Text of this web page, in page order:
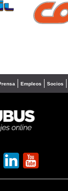
Empleos Socios